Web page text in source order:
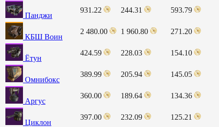
Панджи
931.22 244.31 593.79
КБШ Воин
2 480.00 1 960.80 271.20
Ётун
424.59 228.03 154.10
Омнибокс
389.99 205.94 145.05
Аргус
360.00 189.64 134.36
Циклон
397.00 232.09 125.21